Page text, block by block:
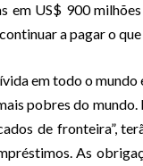
em US$ 900
a pagar o
em todo o
pobres do mundo.
de fronteira”,
As